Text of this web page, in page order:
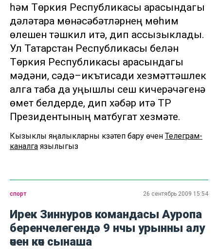
һәм Төркия Республикасы арасындагы
дәүләтара мөнәсәбәтләрнең мөһим
өлешен тәшкил итә, дип ассызыклады.
Ул Татарстан Республикасы белән
Төркия Республикасы арасындагы
мәдәни, сәүдә–икътисади хезмәттәшлек
алга таба да уңышлы үсеш кичерәчәгенә
өмет белдерде, дип хәбәр итә ТР
Президентының матбугат хезмәте.
Кызыклы яңалыкларны күзәтеп бару өчен Телеграм-
каналга язылыгыз
спорт 26 сентябрь 2009 15:54
Ирек Зиннуров командасы Ауропа
беренчелегендә 9 нчы урынны алу
өчен көч сынаша